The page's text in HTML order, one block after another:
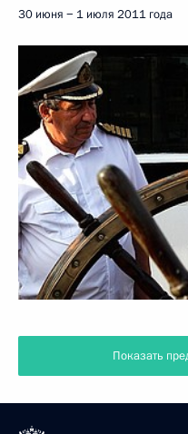
30 июня − 1 июля 2011 года
Показать